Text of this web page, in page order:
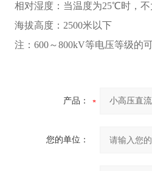
相对湿度：当温度为25℃时，不
海拔高度：2500米以下
注：600～800kV等电压等级的
产品：
您的单位：